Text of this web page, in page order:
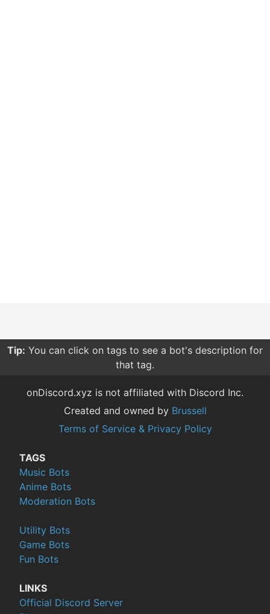
Tip: You can click on tags to see a bot's description for
that tag.
onDiscord.xyz is not affiliated with Discord Inc.
Created and owned by Brussell
Terms of Service & Privacy Policy
TAGS
Music Bots
Anime Bots
Moderation Bots
Utility Bots
Game Bots
Fun Bots
LINKS
Official Discord Server